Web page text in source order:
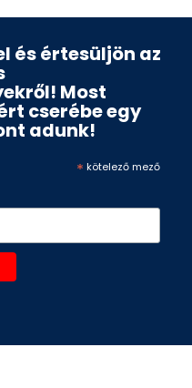
és értesüljön az
Most
cserébe egy
adunk!
* kötelező mező